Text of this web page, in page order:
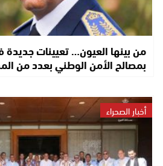
من بينها العيون… تعيينات
بمصالح الأمن الوطني بعدد من
أخبار الصحراء